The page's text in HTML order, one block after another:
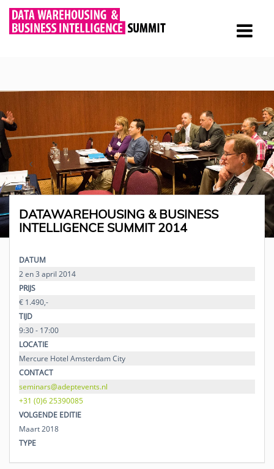
DATAWAREHOUSING & BUSINESS
INTELLIGENCE SUMMIT 2014
DATUM
2 en 3 april 2014
PRIJS
€ 1.490,-
TIJD
9:30 - 17:00
LOCATIE
Mercure Hotel Amsterdam City
CONTACT
seminars@adeptevents.nl
+31 (0)6 25390085
VOLGENDE EDITIE
Maart 2018
TYPE